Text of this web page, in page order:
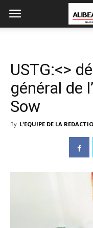
USTG:<>
général de
Sow
By L'EQUIPE DE LA